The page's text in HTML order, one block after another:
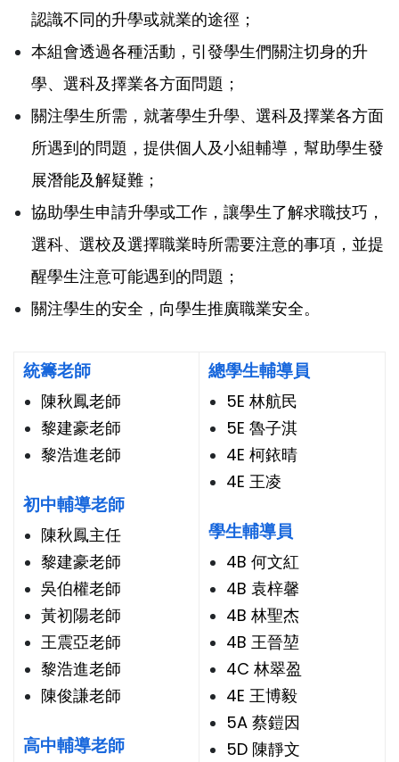
認識不同的升學或就業的途徑；
本組會透過各種活動，引發學生們關注切身的升
學、選科及擇業各方面問題；
關注學生所需，就著學生升學、選科及擇業各方面
所遇到的問題，提供個人及小組輔導，幫助學生發
展潛能及解疑難；
協助學生申請升學或工作，讓學生了解求職技巧，
選科、選校及選擇職業時所需要注意的事項，並提
醒學生注意可能遇到的問題；
關注學生的安全，向學生推廣職業安全。
統籌老師
陳秋鳳老師
黎建豪老師
黎浩進老師
初中輔導老師
陳秋鳳主任
黎建豪老師
吳伯權老師
黃初陽老師
王震亞老師
黎浩進老師
陳俊謙老師
高中輔導老師
總學生輔導員
5E 林航民
5E 魯子淇
4E 柯銥晴
4E 王凌
學生輔導員
4B 何文紅
4B 袁梓馨
4B 林聖杰
4B 王晉堃
4C 林翠盈
4E 王博毅
5A 蔡鎧因
5D 陳靜文